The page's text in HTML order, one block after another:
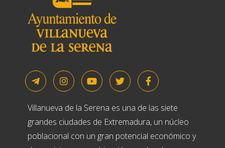
Villanueva de la Serena es una de las siete
grandes ciudades de Extremadura, un núcleo
poblacional con un gran potencial económico y